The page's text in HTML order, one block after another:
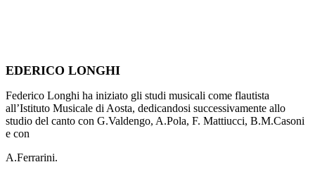
EDERICO LONGHI
Federico Longhi ha iniziato gli studi musicali come flautista
all’Istituto Musicale di Aosta, dedicandosi successivamente allo
studio del canto con G.Valdengo, A.Pola, F. Mattiucci, B.M.Casoni
e con
A.Ferrarini.